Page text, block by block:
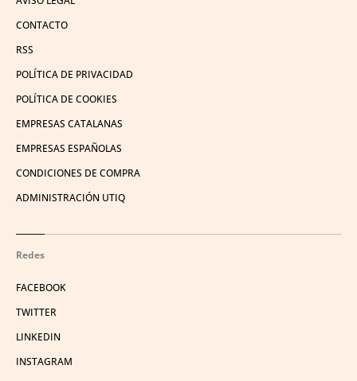
CONTACTO
RSS
POLÍTICA DE PRIVACIDAD
POLÍTICA DE COOKIES
EMPRESAS CATALANAS
EMPRESAS ESPAÑOLAS
CONDICIONES DE COMPRA
ADMINISTRACIÓN UTIQ
Redes
FACEBOOK
TWITTER
LINKEDIN
INSTAGRAM